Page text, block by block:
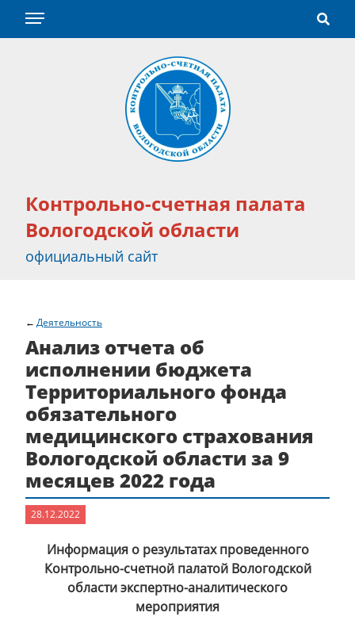
Контрольно-счетная палата
Вологодской области
официальный сайт
Деятельность
Анализ отчета об
исполнении бюджета
Территориального фонда
обязательного
медицинского страхования
Вологодской области за 9
месяцев 2022 года
28.12.2022
Информация о результатах проведенного
Контрольно-счетной палатой Вологодской
области экспертно-аналитического
мероприятия